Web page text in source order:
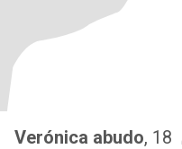
Verónica abudo, 18